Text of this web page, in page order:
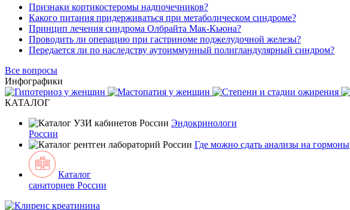
Признаки кортикостеромы надпочечников?
Какого питания придерживаться при метаболическом синдроме?
Принцип лечения синдрома Олбрайта Мак-Кьюна?
Проводить ли операцию при гастриноме поджелудочной железы?
Передается ли по наследству аутоиммунный полигландулярный синдром?
Все вопросы
Инфографики
КАТАЛОГ
Эндокринологи
России
Где можно сдать анализы на гормоны
Каталог
санаториев России